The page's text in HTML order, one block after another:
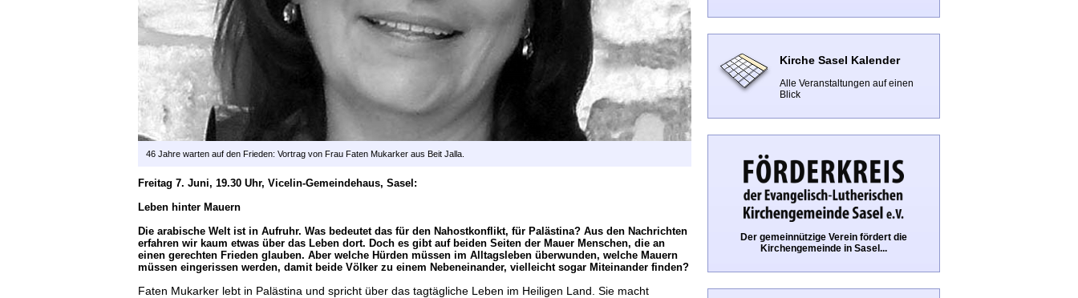
Kirche Sasel Kalender
Alle Veranstaltungen auf einen
Blick
Der gemeinnützige Verein fördert die
Kirchengemeinde in Sasel...
46 Jahre warten auf den Frieden: Vortrag von Frau Faten Mukarker aus Beit Jalla.
Freitag 7. Juni, 19.30 Uhr, Vicelin-Gemeindehaus, Sasel:
Leben hinter Mauern
Die arabische Welt ist in Aufruhr. Was bedeutet das für den Nahostkonflikt, für Palästina? Aus den Nachrichten
erfahren wir kaum etwas über das Leben dort. Doch es gibt auf beiden Seiten der Mauer Menschen, die an
einen gerechten Frieden glauben. Aber welche Hürden müssen im Alltagsleben überwunden, welche Mauern
müssen eingerissen werden, damit beide Völker zu einem Nebeneinander, vielleicht sogar Miteinander finden?
Faten Mukarker lebt in Palästina und spricht über das tagtägliche Leben im Heiligen Land. Sie macht